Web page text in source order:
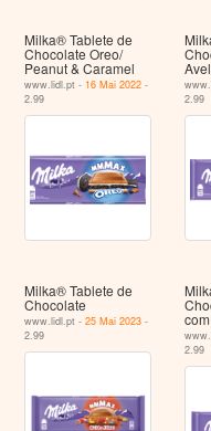
Milka® Tablete de
Chocolate Oreo/
Peanut & Caramel
www.lidl.pt - 16 Mai 2022 -
2.99
2.99
Milka® Tablete de
Chocolate
www.lidl.pt -25 Mai 2023 -
2.99
2.99